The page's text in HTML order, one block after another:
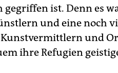
ist. Denn es
und eine noch
und
ihre Refugien